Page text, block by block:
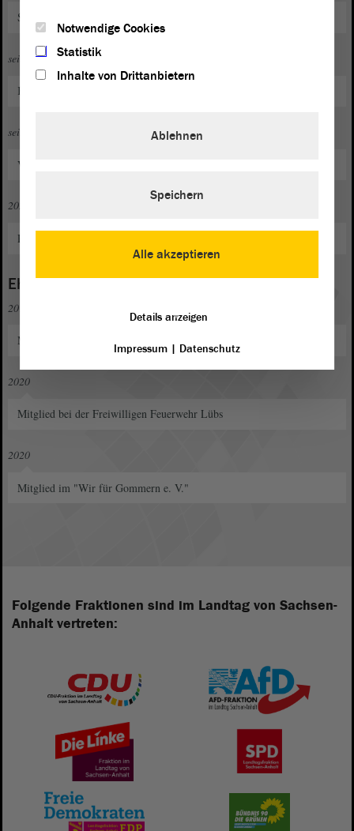
Stadtrat Gommern
seit 2019
Kreistag Jerichower Land
seit 2019
Vorsitzender Kreistagsfraktion AfD
2020 bis 2021
Referent bei der AfD-Landtagsfraktion
Ehrenamt
2014
Mitglied im "VfL Gehrden e. V."
2020
Mitglied bei der Freiwilligen Feuerwehr Lübs
2020
Mitglied im "Wir für Gommern e. V."
Folgende Fraktionen sind im Landtag von Sachsen-
Anhalt vertreten:
Notwendige Cookies
Statistik
Inhalte von Drittanbietern
Alle akzeptieren
Ablehnen
Speichern
Details anzeigen
Impressum| Datenschutz